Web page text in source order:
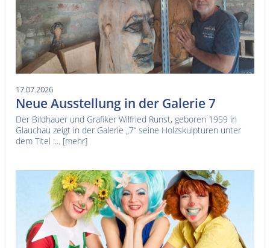
17.07.2026
Neue Ausstellung in der Galerie 7
Der Bildhauer und Grafiker Wilfried Runst, geboren 1959 in
Glauchau zeigt in der Galerie „7“ seine Holzskulpturen unter
dem Titel :... [mehr]